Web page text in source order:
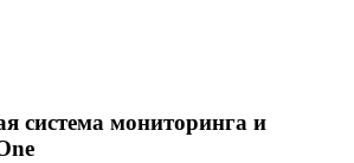
система мониторинга и